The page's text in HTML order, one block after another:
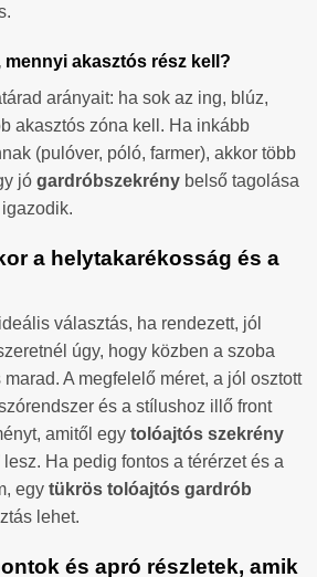
mennyi akasztós rész kell?
arányait: ha sok az ing, blúz,
akasztós zóna kell. Ha inkább
(pulóver, póló, farmer), akkor több
jó gardróbszekrény belső tagolása
a helytakarékosság és a
ideális választás, ha rendezett, jól
úgy, hogy közben a szoba
A megfelelő méret, a jól osztott
és a stílushoz illő front
amitől egy tolóajtós szekrény
lesz. Ha pedig fontos a térérzet és a
egy tükrös tolóajtós gardrób
lehet.
és apró részletek, amik